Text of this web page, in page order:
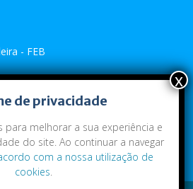
- FEB
- CEI
de privacidade
para melhorar a sua experiência e
do site. Ao continuar a navegar
com a nossa utilização de
cookies.